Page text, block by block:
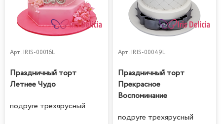
Арт. IRIS-00016L
Праздничный торт
Летнее Чудо
подруге трехярусный
Арт. IRIS-00049L
Праздничный торт
Прекрасное
Воспоминание
подруге трехярусный